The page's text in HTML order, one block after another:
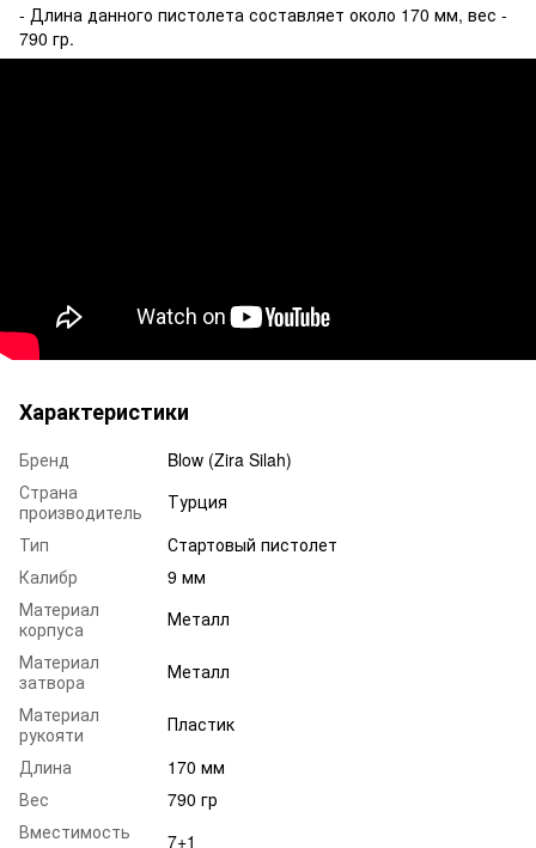
- Длина данного пистолета составляет около 170 мм, вес -
790 гр.
Характеристики
Бренд
Blow (Zira Silah)
Страна
производитель
Турция
Тип
Стартовый пистолет
Калибр
9 мм
Материал
корпуса
Металл
Материал
затвора
Металл
Материал
рукояти
Пластик
Длина
170 мм
Вес
790 гр
Вместимость
7+1